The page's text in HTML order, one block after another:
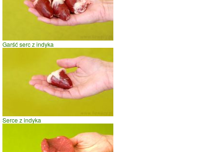
0
Garść serc z indyka
Serce z indyka